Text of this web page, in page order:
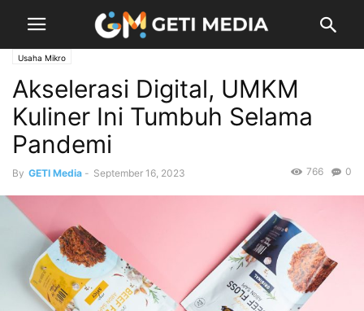
Usaha Mikro
Akselerasi Digital, UMKM
Kuliner Ini Tumbuh Selama
Pandemi
By GETI Media - September 16, 2023 0
766